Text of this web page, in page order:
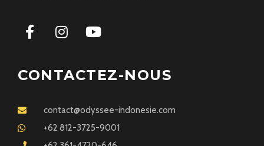
CONTACTEZ-NOUS
contact@odyssee-indonesie.com
+62 812-3725-9001